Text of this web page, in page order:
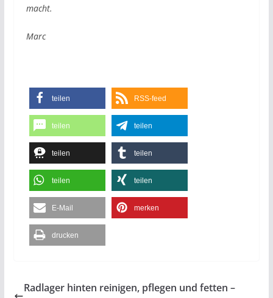
macht.
Marc
teilen RSS-feed
teilen teilen
teilen teilen
teilen teilen
E-Mail merken
drucken
Radlager hinten reinigen, pflegen und fetten –